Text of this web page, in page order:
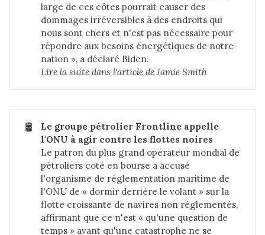
large de ces côtes pourrait causer des
dommages irréversibles à des endroits qui
nous sont chers et n'est pas nécessaire pour
répondre aux besoins énergétiques de notre
nation », a déclaré Biden.
Lire la suite dans l'article de Jamie Smith
🛢️
Le groupe pétrolier Frontline appelle
l'ONU à agir contre les flottes noires
Le patron du plus grand opérateur mondial de
pétroliers coté en bourse a accusé
l'organisme de réglementation maritime de
l'ONU de « dormir derrière le volant » sur la
flotte croissante de navires non réglementés,
affirmant que ce n'est « qu'une question de
temps » avant qu'une catastrophe ne se